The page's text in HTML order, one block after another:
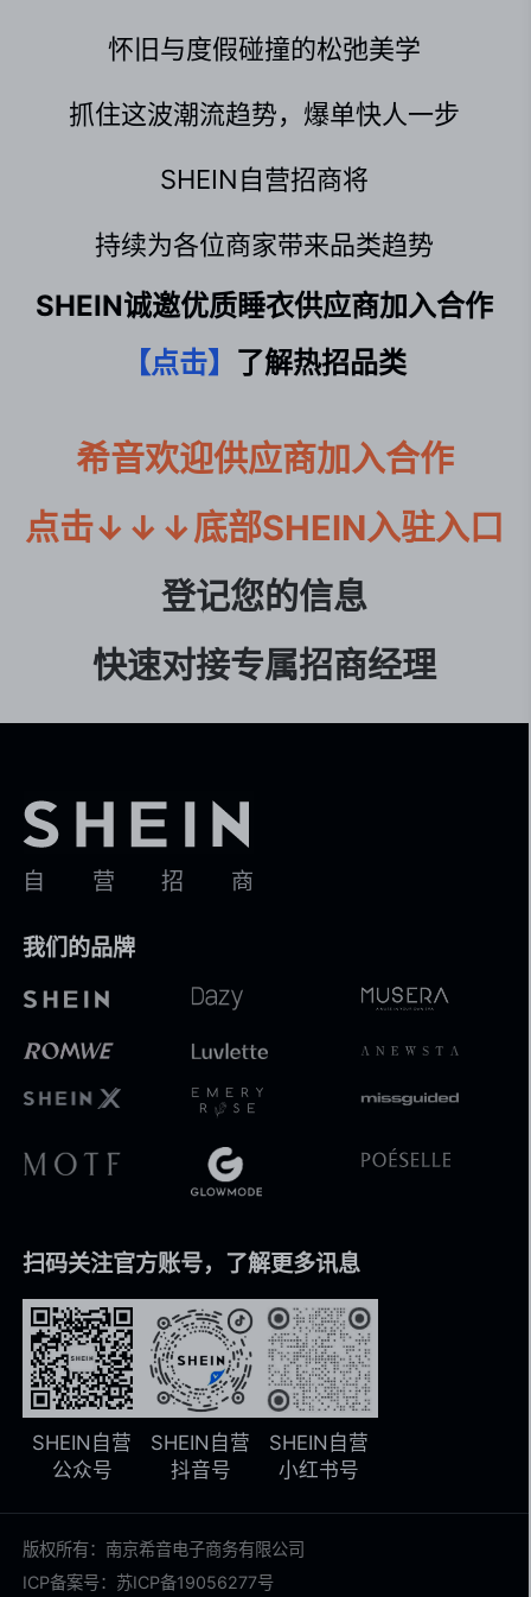
怀旧与度假碰撞的松弛美学
抓住这波潮流趋势，爆单快人一步
SHEIN自营招商将
持续为各位商家带来品类趋势
SHEIN诚邀优质睡衣供应商加入合作
【点击】 了解热招品类
希音欢迎供应商加入合作
点击↓↓↓底部SHEIN入驻入口
登记您的信息
快速对接专属招商经理
自营招商
我们的品牌
扫码关注官方账号，了解更多讯息
SHEIN自营
公众号
SHEIN自营
抖音号
SHEIN自营
小红书号
版权所有：南京希音电子商务有限公司
ICP备案号：苏ICP备19056277号